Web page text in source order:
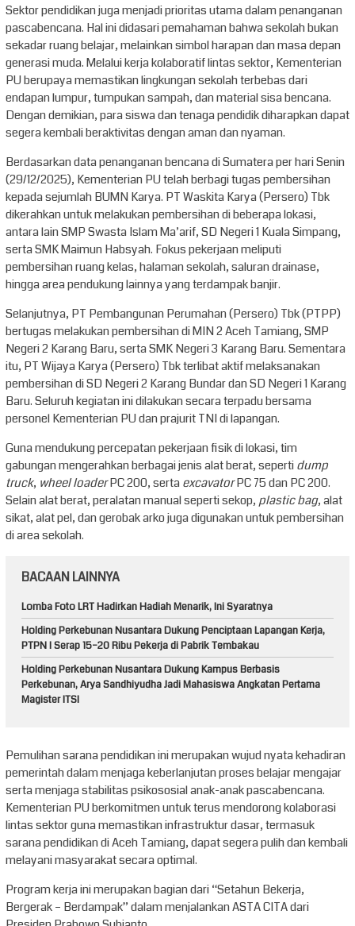
Sektor pendidikan juga menjadi prioritas utama dalam penanganan
pascabencana. Hal ini didasari pemahaman bahwa sekolah bukan
sekadar ruang belajar, melainkan simbol harapan dan masa depan
generasi muda. Melalui kerja kolaboratif lintas sektor, Kementerian
PU berupaya memastikan lingkungan sekolah terbebas dari
endapan lumpur, tumpukan sampah, dan material sisa bencana.
Dengan demikian, para siswa dan tenaga pendidik diharapkan dapat
segera kembali beraktivitas dengan aman dan nyaman.
Berdasarkan data penanganan bencana di Sumatera per hari Senin
(29/12/2025), Kementerian PU telah berbagi tugas pembersihan
kepada sejumlah BUMN Karya. PT Waskita Karya (Persero) Tbk
dikerahkan untuk melakukan pembersihan di beberapa lokasi,
antara lain SMP Swasta Islam Ma’arif, SD Negeri 1 Kuala Simpang,
serta SMK Maimun Habsyah. Fokus pekerjaan meliputi
pembersihan ruang kelas, halaman sekolah, saluran drainase,
hingga area pendukung lainnya yang terdampak banjir.
Selanjutnya, PT Pembangunan Perumahan (Persero) Tbk (PTPP)
bertugas melakukan pembersihan di MIN 2 Aceh Tamiang, SMP
Negeri 2 Karang Baru, serta SMK Negeri 3 Karang Baru. Sementara
itu, PT Wijaya Karya (Persero) Tbk terlibat aktif melaksanakan
pembersihan di SD Negeri 2 Karang Bundar dan SD Negeri 1 Karang
Baru. Seluruh kegiatan ini dilakukan secara terpadu bersama
personel Kementerian PU dan prajurit TNI di lapangan.
Guna mendukung percepatan pekerjaan fisik di lokasi, tim
gabungan mengerahkan berbagai jenis alat berat, sepertidump
truck, wheel loaderPC 200, sertaexcavatorPC 75 dan PC 200.
Selain alat berat, peralatan manual seperti sekop, plastic bag, alat
sikat, alat pel, dan gerobak arko juga digunakan untuk pembersihan
di area sekolah.
BACAAN LAINNYA
Lomba Foto LRT Hadirkan Hadiah Menarik, Ini Syaratnya
Holding Perkebunan Nusantara Dukung Penciptaan Lapangan Kerja,
PTPN I Serap 15–20 Ribu Pekerja di Pabrik Tembakau
Holding Perkebunan Nusantara Dukung Kampus Berbasis
Perkebunan, Arya Sandhiyudha Jadi Mahasiswa Angkatan Pertama
Magister ITSI
Pemulihan sarana pendidikan ini merupakan wujud nyata kehadiran
pemerintah dalam menjaga keberlanjutan proses belajar mengajar
serta menjaga stabilitas psikososial anak-anak pascabencana.
Kementerian PU berkomitmen untuk terus mendorong kolaborasi
lintas sektor guna memastikan infrastruktur dasar, termasuk
sarana pendidikan di Aceh Tamiang, dapat segera pulih dan kembali
melayani masyarakat secara optimal.
Program kerja ini merupakan bagian dari “Setahun Bekerja,
Bergerak – Berdampak” dalam menjalankan ASTA CITA dari